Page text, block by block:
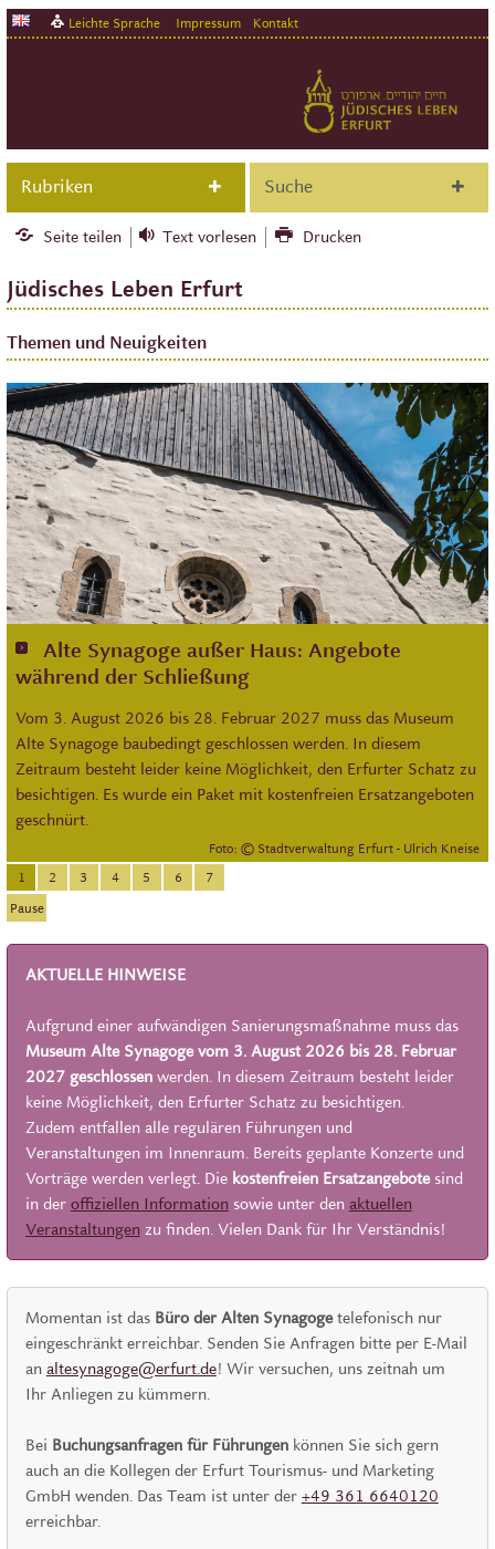
Leichte Sprache Impressum Kontakt
Rubriken Suche
Seite teilen Text vorlesen Drucken
Jüdisches Leben Erfurt
Themen und Neuigkeiten
Alte Synagoge außer Haus: Angebote
während der Schließung
Vom 3. August 2026 bis 28. Februar 2027 muss das Museum
Alte Synagoge baubedingt geschlossen werden. In diesem
Zeitraum besteht leider keine Möglichkeit, den Erfurter Schatz zu
besichtigen. Es wurde ein Paket mit kostenfreien Ersatzangeboten
geschnürt.
Foto: © Stadtverwaltung Erfurt - Ulrich Kneise
Jiddisch/ייִדיש – Von den Anfängen bis zum
Buchdruck
Inter Judeos – Open-Air-Dauerausstellung im
jüdischen Quartier
Arain! Der Erfurter Synagogenabend
Aktuelle Gästebefragung: Ihre Meinung ist
uns wichtig!
Neue Fundstücke aus dem Erfurter Schatz
aufgetaucht
Unesco-Welterbeurkunde im Rathausfoyer
präsentiert
1 2 3 4 5 6
7
Pause
AKTUELLE HINWEISE
Aufgrund einer aufwändigen Sanierungsmaßnahme muss das
Museum Alte Synagoge vom 3. August 2026 bis 28. Februar
2027 geschlossenwerden. In diesem Zeitraum besteht leider
keine Möglichkeit, den Erfurter Schatz zu besichtigen.
Zudem entfallen alle regulären Führungen und
Veranstaltungen im Innenraum. Bereits geplante Konzerte und
Vorträge werden verlegt. Die kostenfreien Ersatzangebotesind
in der offiziellen Information sowie unter den aktuellen
Veranstaltungen zu finden. Vielen Dank für Ihr Verständnis!
Momentan ist das Büro der Alten Synagogetelefonisch nur
eingeschränkt erreichbar. Senden Sie Anfragen bitte per E-Mail
an altesynagoge@erfurt.de! Wir versuchen, uns zeitnah um
Ihr Anliegen zu kümmern.
Bei Buchungsanfragen für Führungenkönnen Sie sich gern
auch an die Kollegen der Erfurt Tourismus- und Marketing
GmbH wenden. Das Team ist unter der +49 361 6640120
erreichbar.